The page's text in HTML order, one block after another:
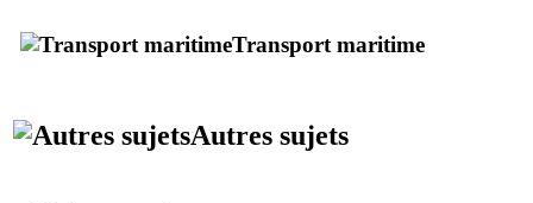
Transport maritime
Autres sujets